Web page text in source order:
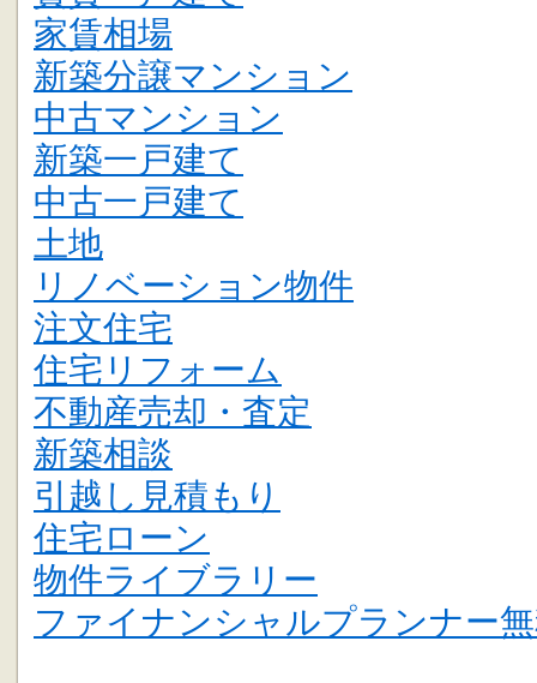
家賃相場
新築分譲マンション
中古マンション
新築一戸建て
中古一戸建て
土地
リノベーション物件
注文住宅
住宅リフォーム
不動産売却・査定
新築相談
引越し見積もり
住宅ローン
物件ライブラリー
ファイナンシャルプランナー